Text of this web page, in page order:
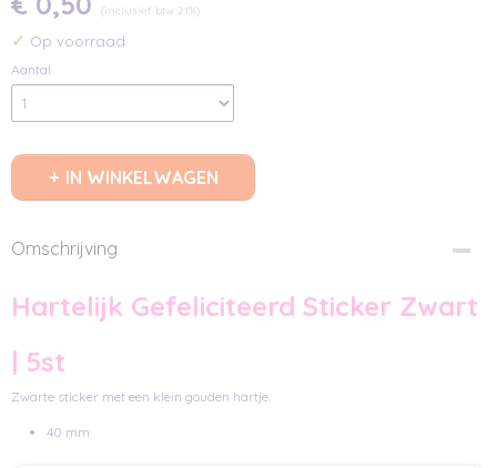
(inclusief btw 21%)
✓ Op voorraad
Aantal
IN WINKELWAGEN
Omschrijving
Hartelijk Gefeliciteerd Sticker Zwart
| 5st
Zwarte sticker met een klein gouden hartje.
40 mm